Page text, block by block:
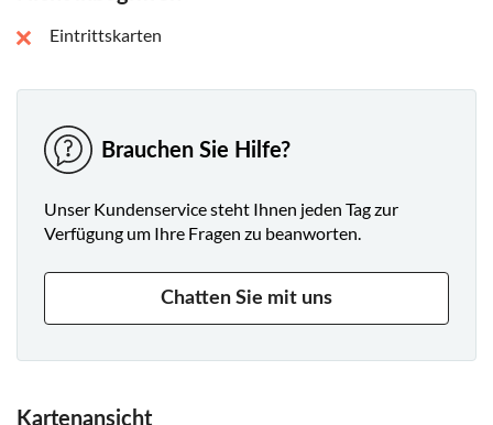
Eintrittskarten
Brauchen Sie Hilfe?
Unser Kundenservice steht Ihnen jeden Tag zur
Verfügung um Ihre Fragen zu beanworten.
Chatten Sie mit uns
Kartenansicht